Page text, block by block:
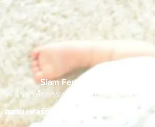
Siam Fertility Clinic
เวลาทำการ : 07.30 น. - 16.30 น.
สยาม เฟอร์ทิลิตี้ คลินิก